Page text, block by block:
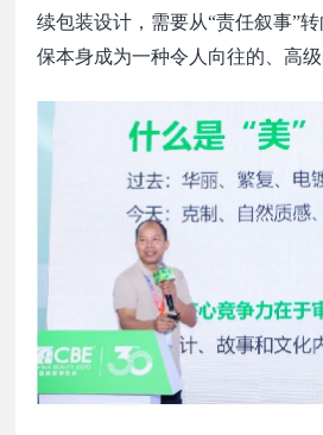
续包装设计，需要从“责任叙事”
保本身成为一种令人向往的、高级